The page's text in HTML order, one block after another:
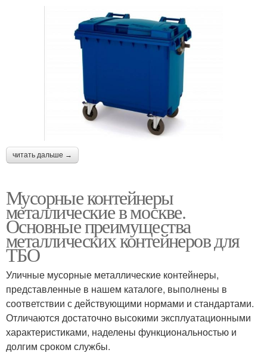
читать дальше →
Мусорные контейнеры
металлические в москве.
Основные преимущества
металлических контейнеров для
ТБО
Уличные мусорные металлические контейнеры,
представленные в нашем каталоге, выполнены в
соответствии с действующими нормами и стандартами.
Отличаются достаточно высокими эксплуатационными
характеристиками, наделены функциональностью и
долгим сроком службы.